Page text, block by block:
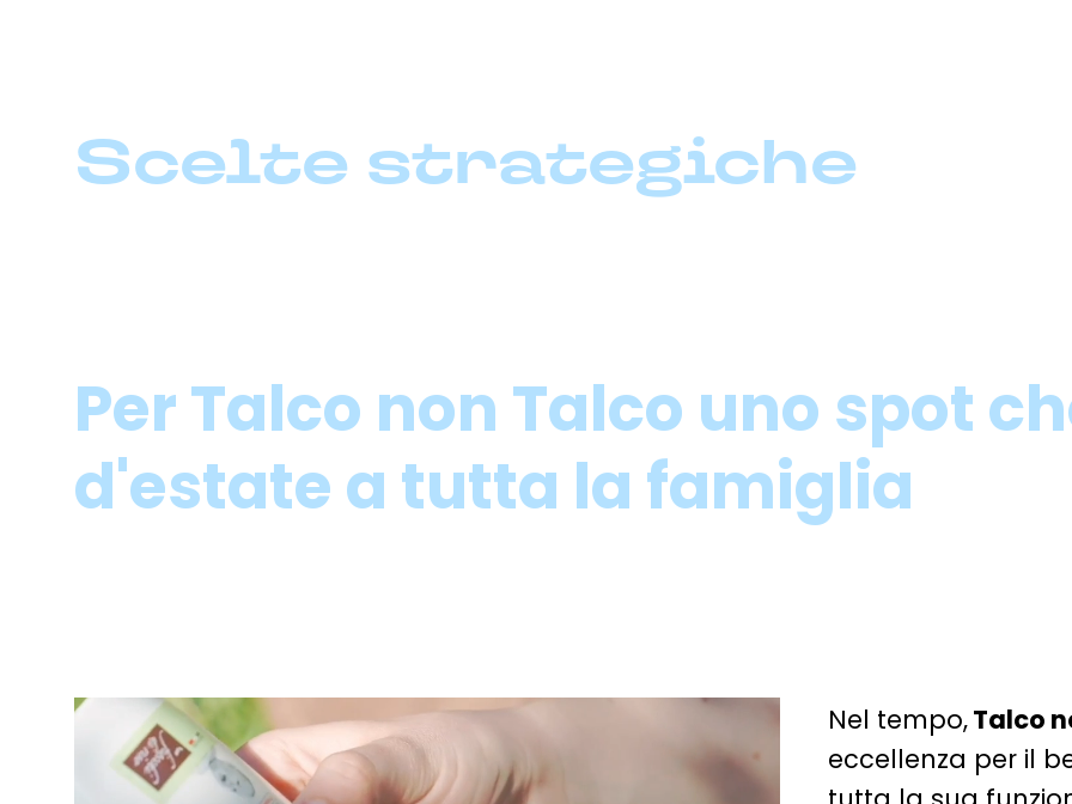
Scelte strategiche
Per Talco non Talco uno spot
d'estate a tutta la famiglia
Nel tempo,Talco
eccellenza per il